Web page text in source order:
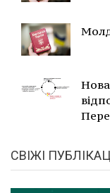
СВІЖІ